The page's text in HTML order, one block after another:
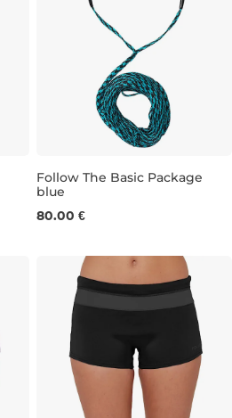
Follow The Basic Package
blue
80.00 €